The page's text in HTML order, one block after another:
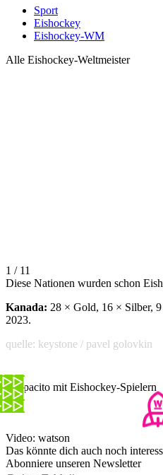
Sport
Eishockey
Eishockey-WM
Alle Eishockey-Weltmeister
1 / 11
Diese Nationen wurden schon
Kanada: 28 × Gold, 16 × Silber,
2023.
quelle: keystone / pavel golovkin
Despacito mit Eishockey-Spielern
Video: watson
Das könnte dich auch noch
Abonniere unseren Newsletter